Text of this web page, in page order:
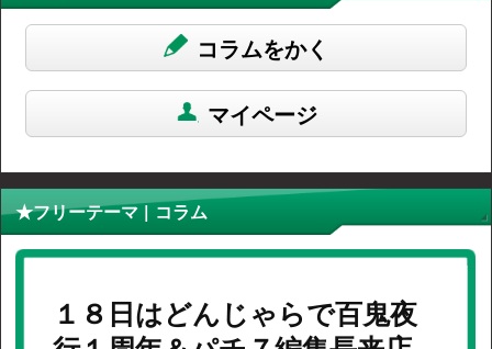
コラムをかく
マイページ
★フリーテーマ | コラム
１８日はどんじゃらで百鬼夜